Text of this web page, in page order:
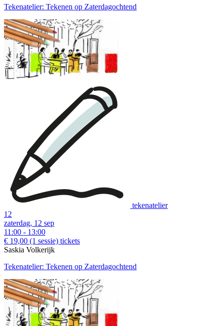
Tekenatelier: Tekenen op Zaterdagochtend
tekenatelier
12
zaterdag, 12 sep
11:00 - 13:00
€ 19,00 (1 sessie) tickets
Saskia Volkerijk
Tekenatelier: Tekenen op Zaterdagochtend